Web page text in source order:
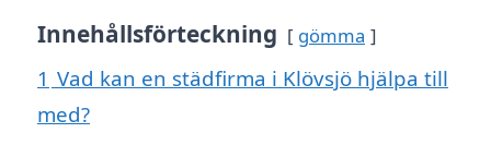
Innehållsförteckning gömma
1 Vad kan en städfirma i Klövsjö hjälpa till
med?